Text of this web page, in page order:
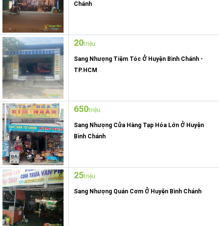
Chánh
20triệu
Sang Nhượng Tiệm Tóc Ở Huyện Bình Chánh -
TP.HCM
650triệu
Sang Nhượng Cửa Hàng Tạp Hóa Lớn Ở Huyện
Bình Chánh
25triệu
Sang Nhượng Quán Cơm Ở Huyện Bình Chánh